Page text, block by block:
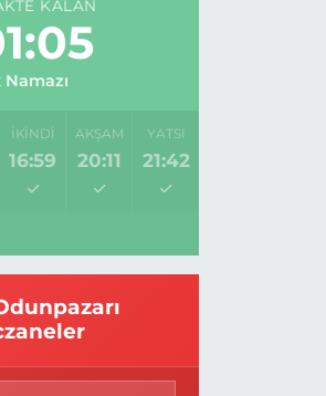
KALAN
İKINDI
16:59
AKŞAM
20:11
YATSI
21:42